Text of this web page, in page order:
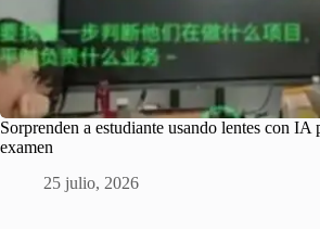
Sorprenden a estudiante usando lentes con IA
examen
25 julio, 2026